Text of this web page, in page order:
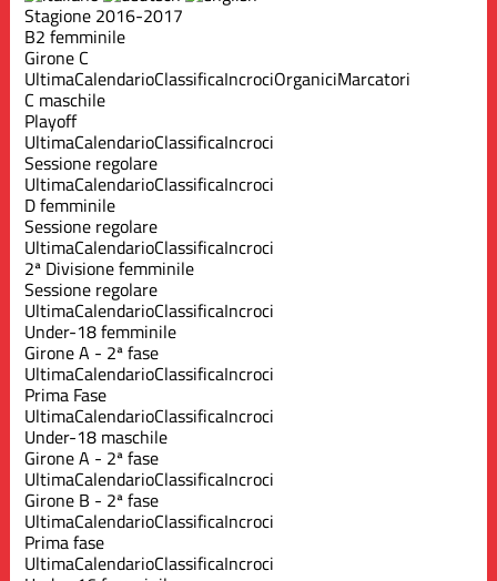
Stagione 2016-2017
B2 femminile
Girone C
UltimaCalendarioClassificaIncrociOrganiciMarcatori
C maschile
Playoff
UltimaCalendarioClassificaIncroci
Sessione regolare
UltimaCalendarioClassificaIncroci
D femminile
Sessione regolare
UltimaCalendarioClassificaIncroci
2ª Divisione femminile
Sessione regolare
UltimaCalendarioClassificaIncroci
Under-18 femminile
Girone A - 2ª fase
UltimaCalendarioClassificaIncroci
Prima Fase
UltimaCalendarioClassificaIncroci
Under-18 maschile
Girone A - 2ª fase
UltimaCalendarioClassificaIncroci
Girone B - 2ª fase
UltimaCalendarioClassificaIncroci
Prima fase
UltimaCalendarioClassificaIncroci